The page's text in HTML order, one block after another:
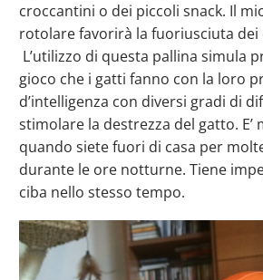
croccantini o dei piccoli snack. Il
rotolare favorirà la fuoriusciuta dei
L’utilizzo di questa pallina simula
gioco che i gatti fanno con la loro
d’intelligenza con diversi gradi di
stimolare la destrezza del gatto. E’
quando siete fuori di casa per
durante le ore notturne. Tiene
ciba nello stesso tempo.